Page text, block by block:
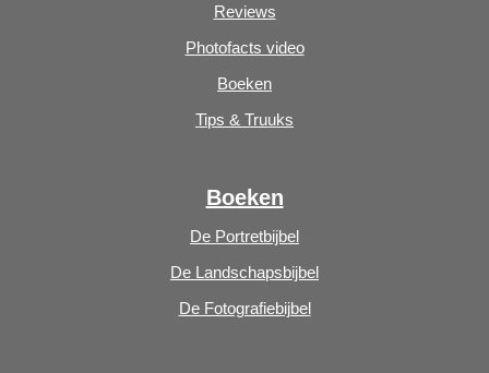
Reviews
Photofacts video
Boeken
Tips & Truuks
Boeken
De Portretbijbel
De Landschapsbijbel
De Fotografiebijbel